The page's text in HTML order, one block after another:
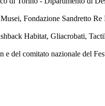
Fondazione Sandretto
Habitat, Gliacrobati,
del comitato nazionale del